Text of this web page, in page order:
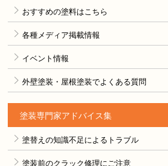
おすすめの塗料はこちら
各種メディア掲載情報
イベント情報
外壁塗装・屋根塗装でよくある質問
塗装専門家アドバイス集
塗替えの知識不足によるトラブル
塗装前のクラック修理にご注意